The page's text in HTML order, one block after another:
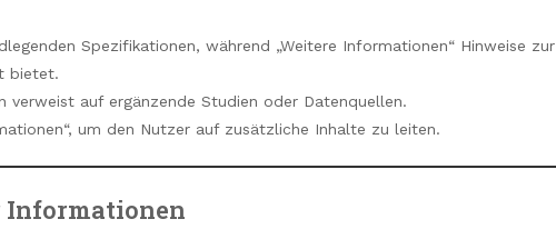
Spezifikationen, während „Weitere Informationen“ Hinweise zur
bietet.
verweist auf ergänzende Studien oder Datenquellen.
um den Nutzer auf zusätzliche Inhalte zu leiten.
Informationen